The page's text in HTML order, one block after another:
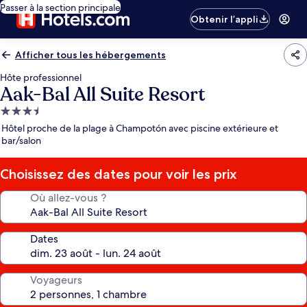
Passer à la section principale
Obtenir l’appli
Afficher tous les hébergements
Hôte professionnel
Aak-Bal All Suite Resort
Hébergement
3.5 étoiles
Hôtel proche de la plage à Champotón avec piscine extérieure et
bar/salon
Choisissez des dates pour voir les prix
Où allez-vous ?
Dates
Voyageurs